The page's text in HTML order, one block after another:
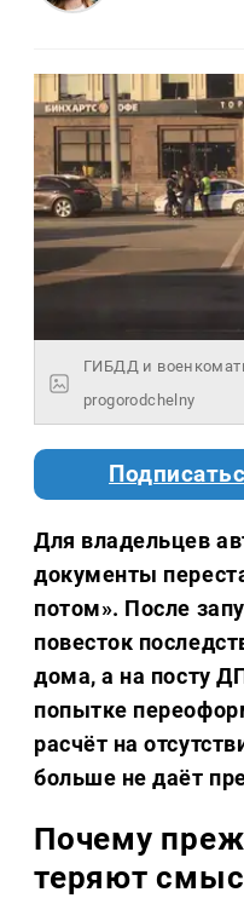
ГИБДД и
progorodchelny
Для владельцев
документы
потом». После
повесток
дома, а на посту
попытке
расчёт на
больше не даёт
Почему
теряют